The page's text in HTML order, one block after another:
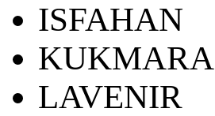
ISFAHAN
KUKMARA
LAVENIR